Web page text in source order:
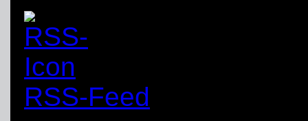
RSS-Feed